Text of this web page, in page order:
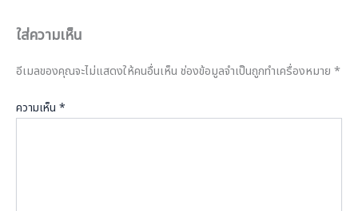
ใส่ความเห็น
อีเมลของคุณจะไม่แสดงให้คนอื่นเห็น ช่องข้อมูลจำเป็นถูกทำเครื่องหมาย *
ความเห็น *